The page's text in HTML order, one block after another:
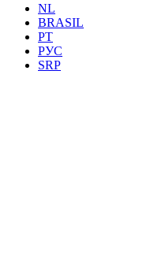
NL
BRASIL
PT
РУС
SRP